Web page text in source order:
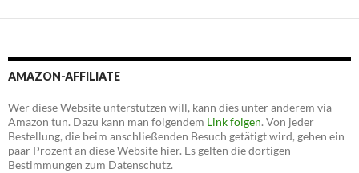
AMAZON-AFFILIATE
Wer diese Website unterstützen will, kann dies unter anderem via
Amazon tun. Dazu kann man folgendem Link folgen. Von jeder
Bestellung, die beim anschließenden Besuch getätigt wird, gehen ein
paar Prozent an diese Website hier. Es gelten die dortigen
Bestimmungen zum Datenschutz.